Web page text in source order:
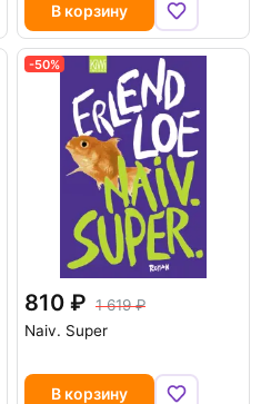
В корзину
-50%
810
1 619
Naiv. Super
В корзину